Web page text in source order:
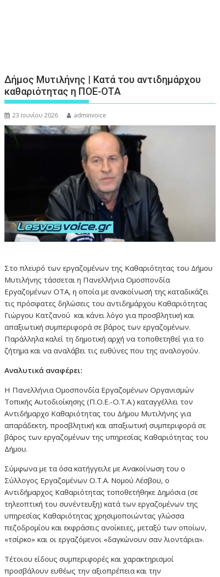
Δήμος Μυτιλήνης | Κατά του αντιδημάρχου
καθαριότητας η ΠΟΕ-ΟΤΑ
23 Ιουνίου 2026 adminvoice
Στο πλευρό των εργαζομένων της Καθαριότητας του Δήμου
Μυτιλήνης τάσσεται η Πανελλήνια Ομοσπονδία
Εργαζομένων ΟΤΑ, η οποία με ανακοίνωσή της καταδικάζει
τις πρόσφατες δηλώσεις του αντιδημάρχου Καθαριότητας
Γιώργου Κατζανού και κάνει λόγο για προσβλητική και
απαξιωτική συμπεριφορά σε βάρος των εργαζομένων.
Παράλληλα καλεί τη δημοτική αρχή να τοποθετηθεί για το
ζήτημα και να αναλάβει τις ευθύνες που της αναλογούν.
Αναλυτικά αναφέρει:
Η Πανελλήνια Ομοσπονδία Εργαζομένων Οργανισμών
Τοπικής Αυτοδιοίκησης (Π.Ο.Ε.-Ο.Τ.Α.) καταγγέλλει τον
Αντιδήμαρχο Καθαριότητας του Δήμου Μυτιλήνης για
απαράδεκτη, προσβλητική και απαξιωτική συμπεριφορά σε
βάρος των εργαζομένων της υπηρεσίας Καθαριότητας του
Δήμου.
Σύμφωνα με τα όσα κατήγγειλε με Ανακοίνωση του ο
Σύλλογος Εργαζομένων Ο.Τ.Α. Νομού Λέσβου, ο
Αντιδήμαρχος Καθαριότητας τοποθετήθηκε Δημόσια (σε
τηλεοπτική του συνέντευξη) κατά των εργαζομένων της
υπηρεσίας Καθαριότητας χρησιμοποιώντας γλώσσα
πεζοδρομίου και εκφράσεις ανοίκειες, μεταξύ των οποίων,
«τσίρκο» και οι εργαζόμενοι «δαγκώνουν σαν λιοντάρια».
Τέτοιου είδους συμπεριφορές και χαρακτηρισμοί
προσβάλουν ευθέως την αξιοπρέπεια και την